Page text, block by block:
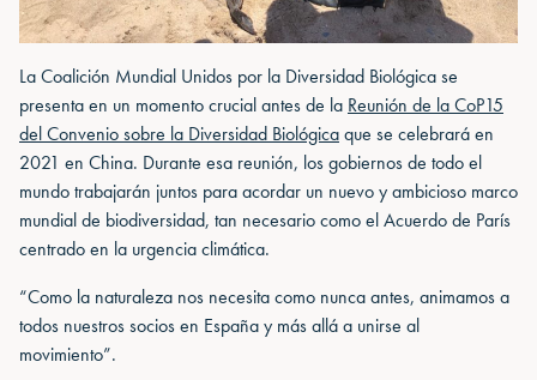
La Coalición Mundial Unidos por la Diversidad Biológica se
presenta en un momento crucial antes de la Reunión de la CoP15
del Convenio sobre la Diversidad Biológicaque se celebrará en
2021 en China. Durante esa reunión, los gobiernos de todo el
mundo trabajarán juntos para acordar un nuevo y ambicioso marco
mundial de biodiversidad, tan necesario como el Acuerdo de París
centrado en la urgencia climática.
“Como la naturaleza nos necesita como nunca antes, animamos a
todos nuestros socios en España y más allá a unirse al
movimiento”.